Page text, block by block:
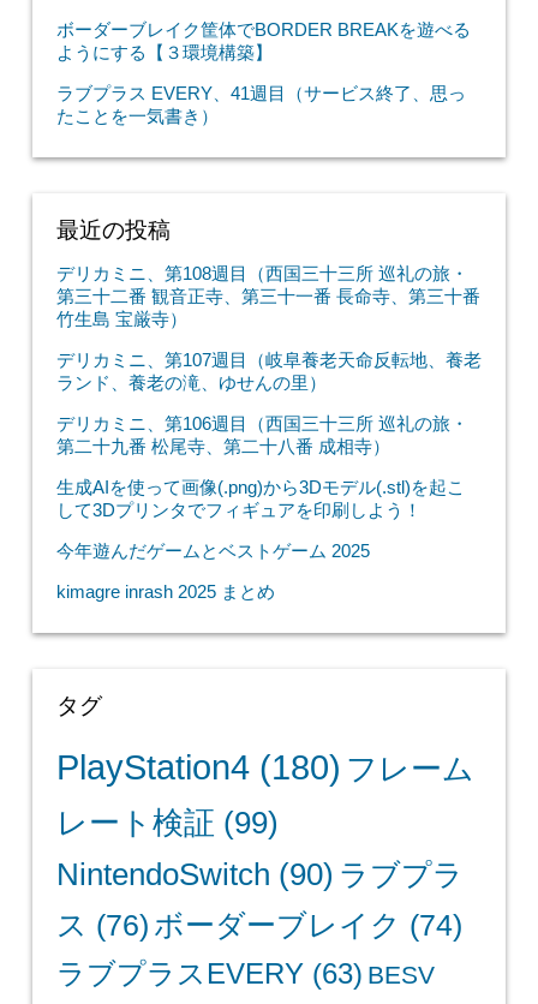
ボーダーブレイク筐体でBORDER BREAKを遊べる
ようにする【３環境構築】
ラブプラス EVERY、41週目（サービス終了、思っ
たことを一気書き）
最近の投稿
デリカミニ、第108週目（西国三十三所 巡礼の旅・
第三十二番 観音正寺、第三十一番 長命寺、第三十番
竹生島 宝厳寺）
デリカミニ、第107週目（岐阜養老天命反転地、養老
ランド、養老の滝、ゆせんの里）
デリカミニ、第106週目（西国三十三所 巡礼の旅・
第二十九番 松尾寺、第二十八番 成相寺）
生成AIを使って画像(.png)から3Dモデル(.stl)を起こ
して3Dプリンタでフィギュアを印刷しよう！
今年遊んだゲームとベストゲーム 2025
kimagre inrash 2025 まとめ
タグ
PlayStation4(180) フレーム
レート検証 (99)
NintendoSwitch (90) ラブプラ
ス (76) ボーダーブレイク (74)
ラブプラスEVERY(63) BESV